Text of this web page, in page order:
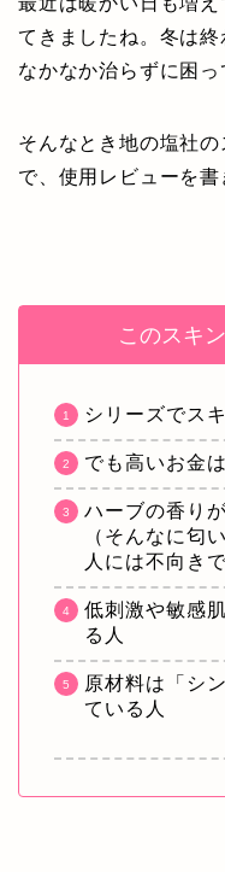
てきましたね。冬は
なかなか治らずに困っ
そんなとき地の塩社
で、使用レビューを書
このスキ
シリーズでス
でも高いお金
ハーブの香り
（そんなに匂
人には不向きで
低刺激や敏感
る人
原材料は「シ
ている人